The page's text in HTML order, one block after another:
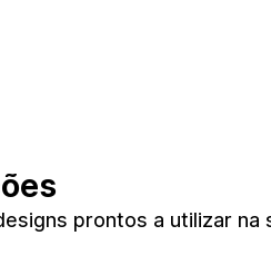
prontos a utilizar na